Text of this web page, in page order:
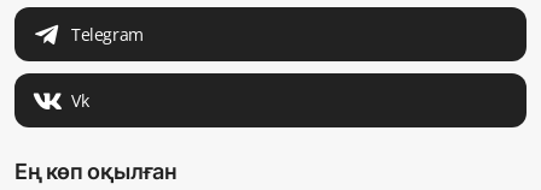
Telegram
Vk
Ең көп оқылған